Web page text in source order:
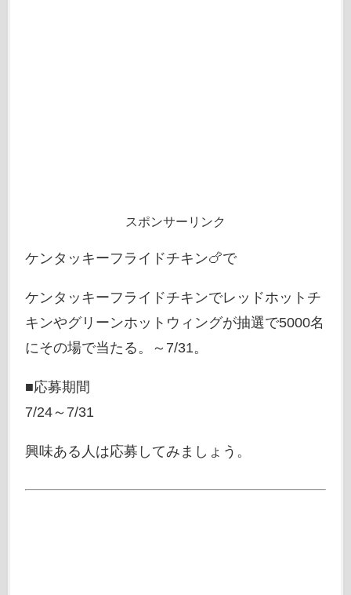
スポンサーリンク
ケンタッキーフライドチキン🍗で
ケンタッキーフライドチキンでレッドホットチ
キンやグリーンホットウィングが抽選で5000名
にその場で当たる。～7/31。
■応募期間
7/24～7/31
興味ある人は応募してみましょう。